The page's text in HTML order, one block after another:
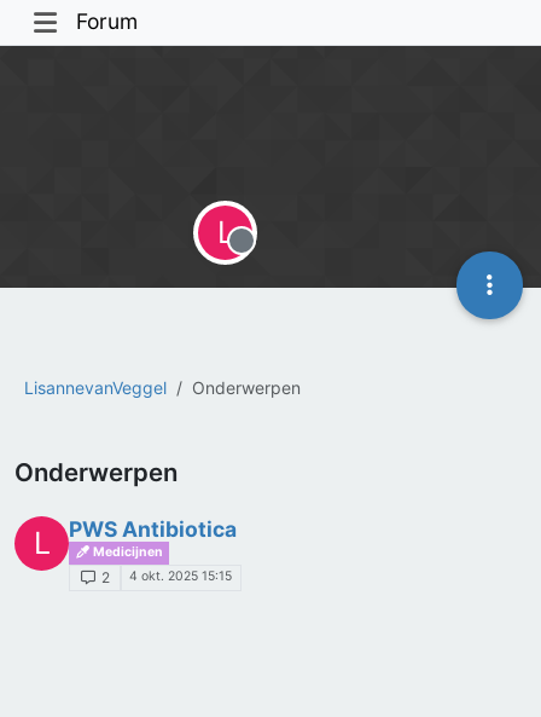
Forum
LisannevanVeggel Onderwerpen
L
Offline
Onderwerpen
L PWS Antibiotica
Medicijnen
2 4 okt. 2025 15:15